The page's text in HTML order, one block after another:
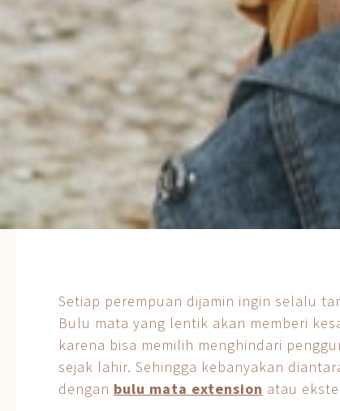
Setiap perempuan dijamin ingin selalu
Bulu mata yang lentik akan memberi
karena bisa memilih menghindari
sejak lahir. Sehingga kebanyakan
dengan bulu mata extension atau